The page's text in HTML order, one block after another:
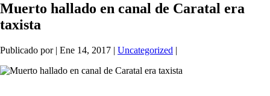
Muerto hallado en canal de Caratal era
taxista
Publicado por | Ene 14, 2017 | Uncategorized |